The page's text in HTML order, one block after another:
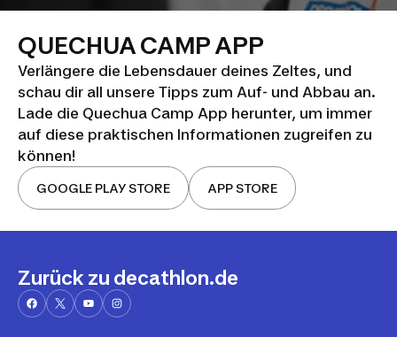
QUECHUA CAMP APP
Verlängere die Lebensdauer deines Zeltes, und
schau dir all unsere Tipps zum Auf- und Abbau an.
Lade die Quechua Camp App herunter, um immer
auf diese praktischen Informationen zugreifen zu
können!
GOOGLE PLAY STORE APP STORE
Zurück zu decathlon.de